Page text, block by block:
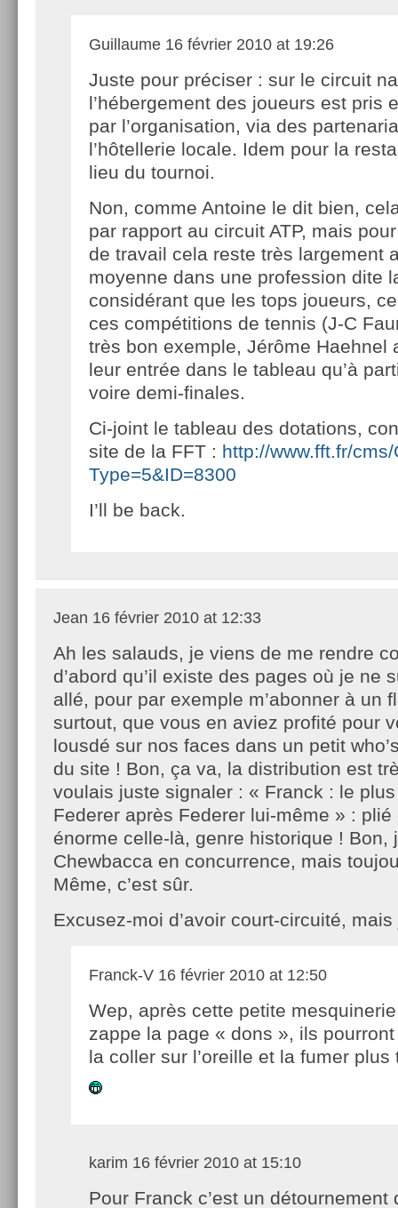
Guillaume 16 février 2010 at 19:26
Juste pour préciser : sur le circuit
l’hébergement des joueurs est pris
par l’organisation, via des
l’hôtellerie locale. Idem pour la
lieu du tournoi.
Non, comme Antoine le dit bien,
par rapport au circuit ATP, mais
de travail cela reste très largement
moyenne dans une profession dite
considérant que les tops joueurs,
ces compétitions de tennis (J-C
très bon exemple, Jérôme Haehnel
leur entrée dans le tableau qu’à
voire demi-finales.
Ci-joint le tableau des dotations,
site de la FFT : http://www.fft.fr/
Type=5&ID=8300
I’ll be back.
Jean 16 février 2010 at 12:33
Ah les salauds, je viens de me rendre
d’abord qu’il existe des pages où je ne
allé, pour par exemple m’abonner à un
surtout, que vous en aviez profité pour
lousdé sur nos faces dans un petit
du site ! Bon, ça va, la distribution est
voulais juste signaler : « Franck : le
Federer après Federer lui-même » :
énorme celle-là, genre historique ! Bon,
Chewbacca en concurrence, mais
Même, c’est sûr.
Excusez-moi d’avoir court-circuité, mais
Franck-V 16 février 2010 at 12:50
Wep, après cette petite
zappe la page « dons », ils
la coller sur l’oreille et la fumer plus
karim 16 février 2010 at 15:10
Pour Franck c’est un détournement